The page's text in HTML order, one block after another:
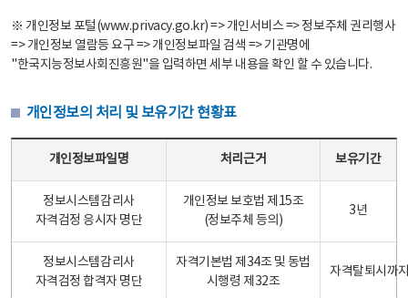
※ 개인정보 포털(www.privacy.go.kr) => 개인서비스 => 정보주체 권리행사
=> 개인정보 열람등 요구 => 개인정보파일 검색 => 기관명에
"한국지능정보사회진흥원"을 입력하면 세부 내용을 확인 할 수 있습니다.
개인정보의 처리 및 보유기간 현황표
개인정보파일명 처리근거 보유기간
정보시스템감리사
자격검정 응시자 명단
개인정보 보호법 제15조
(정보주체 등의)
3년
정보시스템감리사
자격검정 합격자 명단
자격기본법 제34조 및 동법
시행령 제32조
자격탈퇴시까